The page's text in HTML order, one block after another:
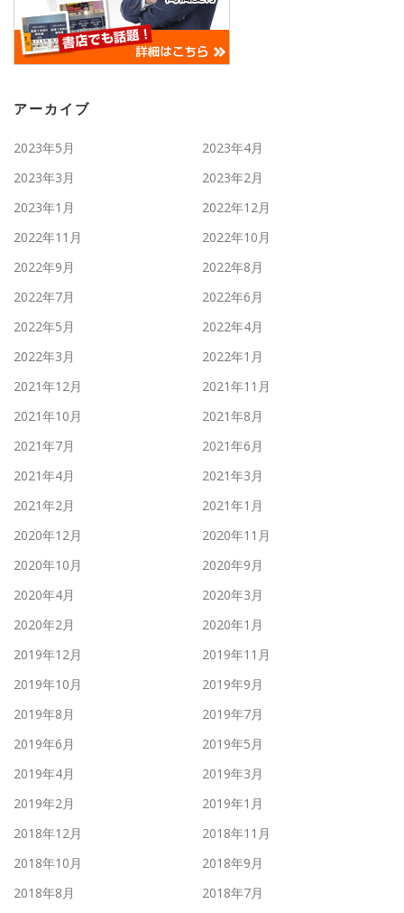
アーカイブ
2023年5月
2023年4月
2023年3月
2023年2月
2023年1月
2022年12月
2022年11月
2022年10月
2022年9月
2022年8月
2022年7月
2022年6月
2022年5月
2022年4月
2022年3月
2022年1月
2021年12月
2021年11月
2021年10月
2021年8月
2021年7月
2021年6月
2021年4月
2021年3月
2021年2月
2021年1月
2020年12月
2020年11月
2020年10月
2020年9月
2020年4月
2020年3月
2020年2月
2020年1月
2019年12月
2019年11月
2019年10月
2019年9月
2019年8月
2019年7月
2019年6月
2019年5月
2019年4月
2019年3月
2019年2月
2019年1月
2018年12月
2018年11月
2018年10月
2018年9月
2018年8月
2018年7月